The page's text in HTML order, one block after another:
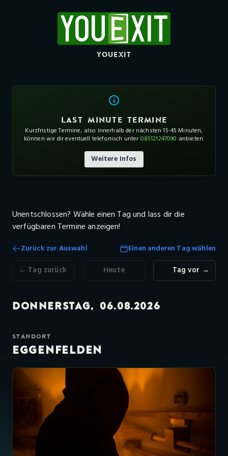
YOUEXIT
LAST MINUTE TERMINE
Kurzfristige Termine, also innerhalb der nächsten 15-45 Minuten,
können wir dir eventuell telefonisch unter 085121247090 anbieten.
Weitere Infos
085121247090 (empfohlen, da kürzeste Reaktionszeit)
https://wa.me/4985121247090
info@youexit.de
Unentschlossen? Wähle einen Tag und lass dir die
verfügbaren Termine anzeigen!
Zurück zur Auswahl
Einen anderen Tag wählen
← Tag zurück
Heute Tag vor →
DONNERSTAG, 06.08.2026
STANDORT
EGGENFELDEN